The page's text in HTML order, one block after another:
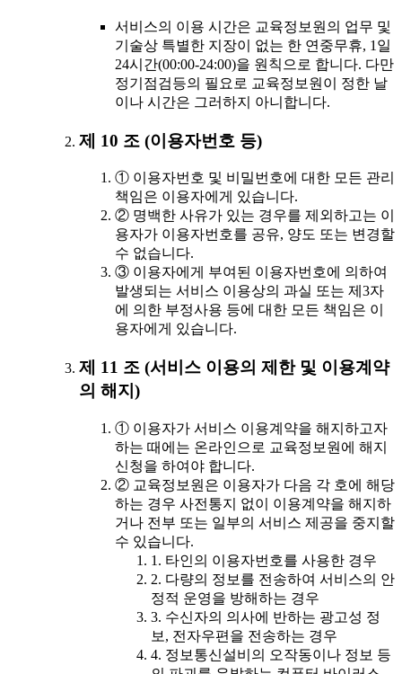
서비스의 이용 시간은 교육정보원의 업무 및
기술상 특별한 지장이 없는 한 연중무휴, 1일
24시간(00:00-24:00)을 원칙으로 합니다. 다만
정기점검등의 필요로 교육정보원이 정한 날
이나 시간은 그러하지 아니합니다.
제 10 조 (이용자번호 등)
① 이용자번호 및 비밀번호에 대한 모든 관리
책임은 이용자에게 있습니다.
② 명백한 사유가 있는 경우를 제외하고는 이
용자가 이용자번호를 공유, 양도 또는 변경할
수 없습니다.
③ 이용자에게 부여된 이용자번호에 의하여
발생되는 서비스 이용상의 과실 또는 제3자
에 의한 부정사용 등에 대한 모든 책임은 이
용자에게 있습니다.
제 11 조 (서비스 이용의 제한 및 이용계약
의 해지)
① 이용자가 서비스 이용계약을 해지하고자
하는 때에는 온라인으로 교육정보원에 해지
신청을 하여야 합니다.
② 교육정보원은 이용자가 다음 각 호에 해당
하는 경우 사전통지 없이 이용계약을 해지하
거나 전부 또는 일부의 서비스 제공을 중지할
수 있습니다.
1. 타인의 이용자번호를 사용한 경우
2. 다량의 정보를 전송하여 서비스의 안
정적 운영을 방해하는 경우
3. 수신자의 의사에 반하는 광고성 정
보, 전자우편을 전송하는 경우
4. 정보통신설비의 오작동이나 정보 등